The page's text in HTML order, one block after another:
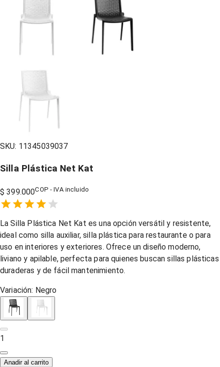
SKU: 11345039037
Silla Plástica Net Kat
$ 399.000COP - IVA incluido
1 Star,
2 Stars,
3 Stars,
4 Stars,
5 Stars,
La Silla Plástica Net Kat es una opción versátil y resistente,
ideal como silla auxiliar, silla plástica para restaurante o para
uso en interiores y exteriores. Ofrece un diseño moderno,
liviano y apilable, perfecta para quienes buscan sillas plásticas
duraderas y de fácil mantenimiento.
Variación: Negro
1
Anadir al carrito